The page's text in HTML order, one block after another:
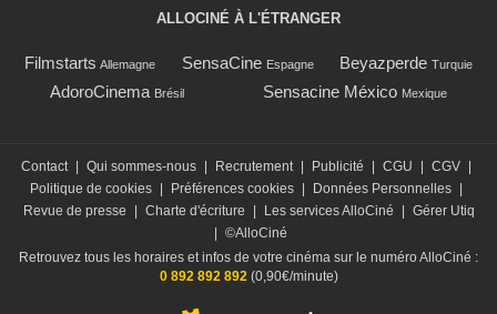
ALLOCINÉ À L'ÉTRANGER
Filmstarts Allemagne SensaCine Espagne Beyazperde Turquie
AdoroCinema Brésil Sensacine México Mexique
Contact | Qui sommes-nous | Recrutement | Publicité | CGU | CGV |
Politique de cookies | Préférences cookies | Données Personnelles |
Revue de presse
| Charte d'écriture | Les services AlloCiné | Gérer Utiq
| ©AlloCiné
Retrouvez tous les horaires et infos de votre cinéma sur le numéro AlloCiné :
0 892 892 892(0,90€/minute)